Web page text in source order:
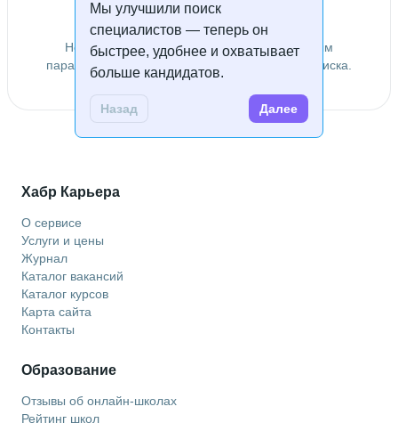
Мы улучшили поиск
специалистов — теперь он
быстрее, удобнее и охватывает
больше кандидатов.
Назад Далее
Специалисты не найдены
Не удалось найти специалистов по заданным
параметрам. Попробуйте изменить условия поиска.
Хабр Карьера
О сервисе
Услуги и цены
Журнал
Каталог вакансий
Каталог курсов
Карта сайта
Контакты
Образование
Отзывы об онлайн-школах
Рейтинг школ